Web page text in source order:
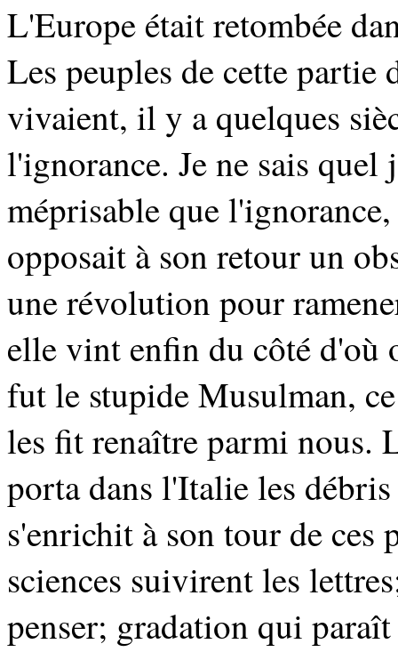
L'Europe était retombée
Les peuples de cette
vivaient, il y a quelques
l'ignorance. Je ne sais
méprisable que
opposait à son retour un
une révolution pour
elle vint enfin du côté d'où
fut le stupide Musulman,
les fit renaître parmi nous.
porta dans l'Italie les
s'enrichit à son tour de ces
sciences suivirent les
penser; gradation qui